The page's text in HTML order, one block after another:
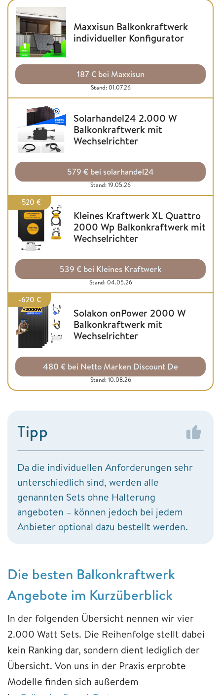
Maxxisun Balkonkraftwerk
individueller Konfigurator
187 € bei Maxxisun
Stand: 01.07.26
Solarhandel24 2.000 W
Balkonkraftwerk mit
Wechselrichter
579 € bei solarhandel24
Stand: 19.05.26
-520 €
Kleines Kraftwerk XL Quattro
2000 Wp Balkonkraftwerk mit
Wechselrichter
539 € bei Kleines Kraftwerk
Stand: 04.05.26
-620 €
Solakon onPower 2000 W
Balkonkraftwerk mit
Wechselrichter
480 € bei Netto Marken Discount De
Stand: 10.08.26
Tipp
Da die individuellen Anforderungen sehr
unterschiedlich sind, werden alle
genannten Sets ohne Halterung
angeboten – können jedoch bei jedem
Anbieter optional dazu bestellt werden.
Die besten Balkonkraftwerk
Angebote im Kurzüberblick
In der folgenden Übersicht nennen wir vier
2.000 Watt Sets. Die Reihenfolge stellt dabei
kein Ranking dar, sondern dient lediglich der
Übersicht. Von uns in der Praxis erprobte
Modelle finden sich außerdem